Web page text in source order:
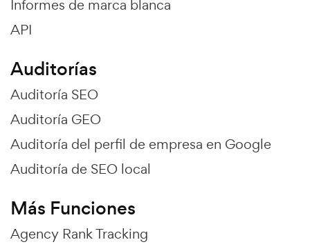
Informes de marca blanca
API
Auditorías
Auditoría SEO
Auditoría GEO
Auditoría del perfil de empresa en Google
Auditoría de SEO local
Más Funciones
Agency Rank Tracking